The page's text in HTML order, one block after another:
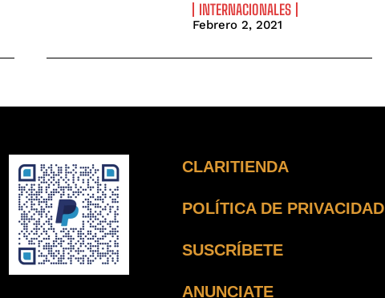
INTERNACIONALES
Febrero 2, 2021
CLARITIENDA
POLÍTICA DE PRIVACIDAD
SUSCRÍBETE
ANUNCIATE